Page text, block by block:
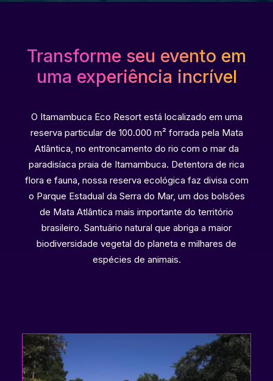
Transforme seu evento em
uma experiência incrível
O Itamambuca Eco Resort está localizado em uma
reserva particular de 100.000 m² forrada pela Mata
Atlântica, no entroncamento do rio com o mar da
paradisíaca praia de Itamambuca. Detentora de rica
flora e fauna, nossa reserva ecológica faz divisa com
o Parque Estadual da Serra do Mar, um dos bolsões
de Mata Atlântica mais importante do território
brasileiro. Santuário natural que abriga a maior
biodiversidade vegetal do planeta e milhares de
espécies de animais.